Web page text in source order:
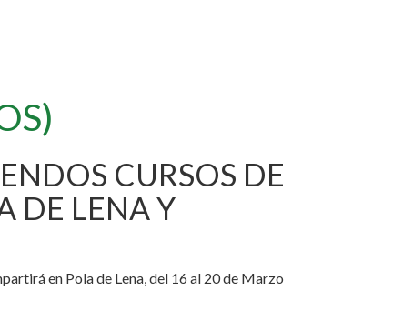
CURSOS DE
DE LENA Y
en Pola de Lena, del 16 al 20 de Marzo